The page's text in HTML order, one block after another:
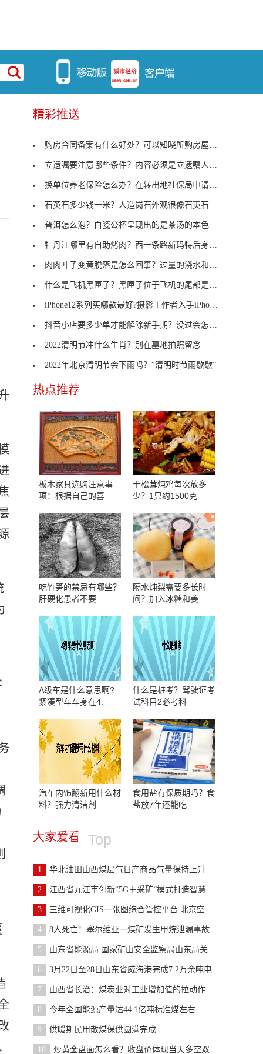
精彩推送
购房合同备案有什么好处？可以知晓所购房屋手续是否
立遗嘱要注意哪些条件？内容必须是立遗嘱人的真实意
换单位养老保险怎么办？在转出地社保局申请开具凭证
石英石多少钱一米？人造岗石外观很像石英石
普洱怎么泡？白瓷公杯呈现出的是茶汤的本色
牡丹江哪里有自助烤肉？西一条路新玛特后身高丽雅烤
肉肉叶子变黄脱落是怎么回事？过量的浇水和施肥
什么是飞机黑匣子？黑匣子位于飞机的尾部是什么原理
iPhone12系列买哪款最好?摄影工作者入手iPhone 12 Pro Max
抖音小店要多少单才能解除新手期？没过会怎样？
2022清明节冲什么生肖？别在墓地拍照留念
2022年北京清明节会下雨吗？“清明时节雨歇歇”
热点推荐
板木家具选购注意事
项：根据自己的喜
干松茸炖鸡每次放多
少？1只约1500克
吃竹笋的禁忌有哪些？
肝硬化患者不要
隔水炖梨需要多长时
间？加入冰糖和姜
A级车是什么意思啊?
紧凑型车车身在4.
什么是桩考？驾驶证考
试科目2必考科
汽车内饰翻新用什么材
料？强力清洁剂
食用盐有保质期吗？食
盐放7年还能吃
大家爱看 Top
1 华北油田山西煤层气日产商品气量保持上升势头
2 江西省九江市创新“5G＋采矿”模式打造智慧矿山
3 三维可视化GIS一张图综合管控平台 北京空间维特助
4 8人死亡！塞尔维亚一煤矿发生甲烷泄漏事故
5 山东省能源局 国家矿山安全监察局山东局关于进一步
6 3月22日至28日山东省威海港完成7.2万余吨电煤运输
7 山西省长治：煤炭业对工业增加值的拉动作用逐步减弱
8 今年全国能源产量达44.1亿吨标准煤左右
9 供暖期民用散煤保供圆满完成
10 炒黄金盘面怎么看？收盘价体现当天多空双方的对战结